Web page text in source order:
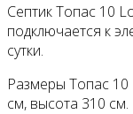
Септик Топас 10
подключается к
сутки.
Размеры Топас
см, высота 310 см.